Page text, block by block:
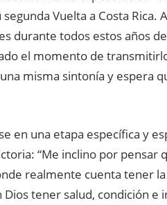
Vuelta a Costa Rica.
durante todos estos años
el momento de
misma sintonía y espera
en una etapa específica y
“Me inclino por pensar
realmente cuenta tener
tener salud, condición e